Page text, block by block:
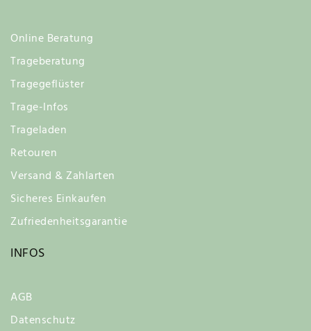
Online Beratung
Trageberatung
Tragegeflüster
Trage-Infos
Trageladen
Retouren
Versand & Zahlarten
Sicheres Einkaufen
Zufriedenheitsgarantie
INFOS
AGB
Datenschutz